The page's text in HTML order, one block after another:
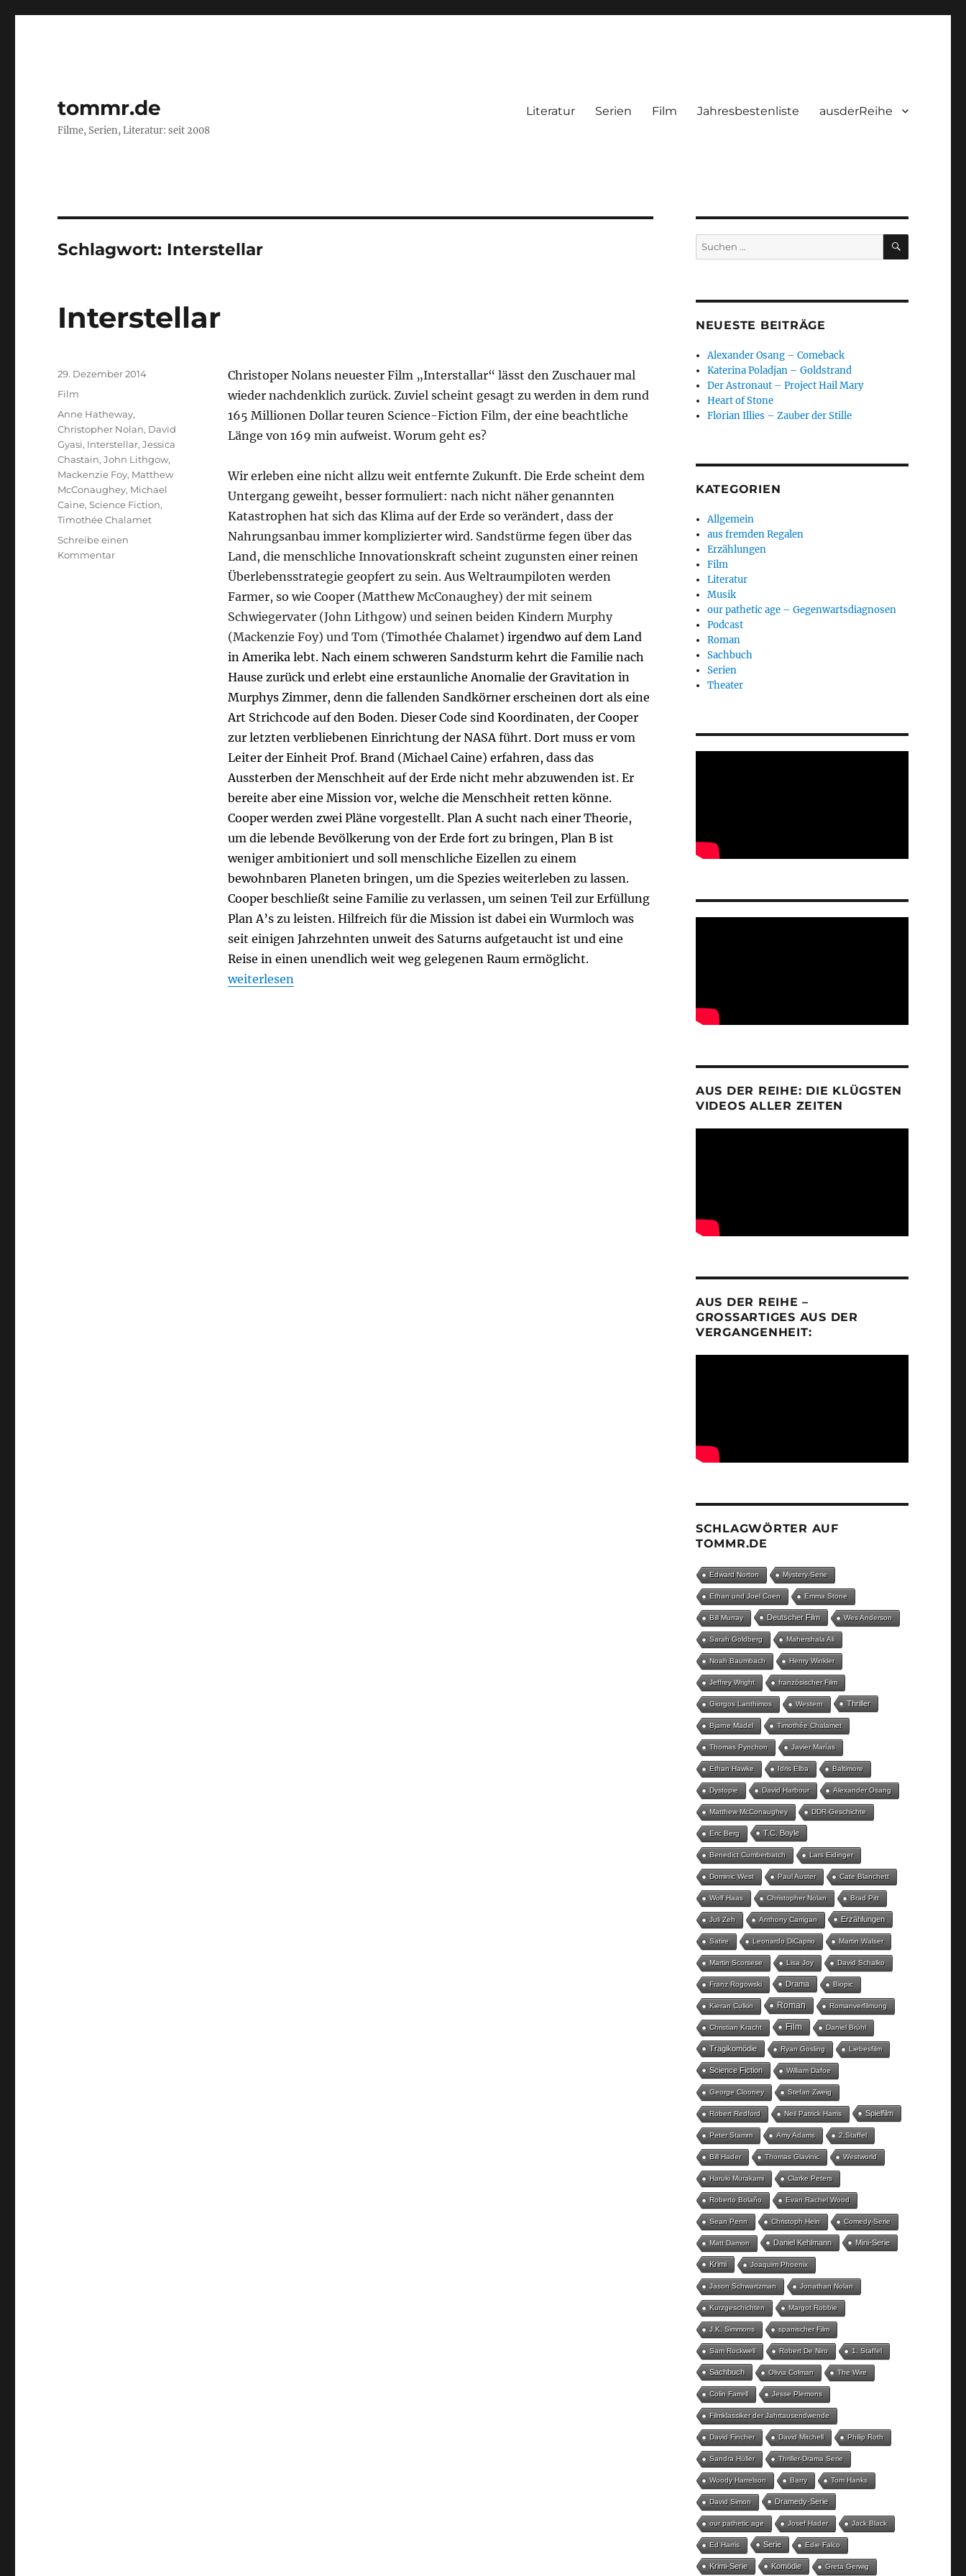
tommr.de
Filme, Serien, Literatur: seit 2008
Literatur Serien Film Jahresbestenliste ausderReihe
Schlagwort: Interstellar
Interstellar
Christoper Nolans neuester Film „Interstallar“ lässt den Zuschauer mal
wieder nachdenklich zurück. Zuviel scheint gesagt zu werden in dem rund
165 Millionen Dollar teuren Science-Fiction Film, der eine beachtliche
Länge von 169 min aufweist. Worum geht es?
Wir erleben eine nicht allzu weit entfernte Zukunft. Die Erde scheint dem
Untergang geweiht, besser formuliert: nach nicht näher genannten
Katastrophen hat sich das Klima auf der Erde so verändert, dass der
Nahrungsanbau immer komplizierter wird. Sandstürme fegen über das
Land, die menschliche Innovationskraft scheint zugunsten einer reinen
Überlebensstrategie geopfert zu sein. Aus Weltraumpiloten werden
Farmer, so wie Cooper (MatthewMcConaughey) der mit seinem
Schwiegervater (John Lithgow) und seinen beiden Kindern Murphy
(Mackenzie Foy) und Tom (Timothée Chalamet) irgendwo auf dem Land
in Amerika lebt. Nach einem schweren Sandsturm kehrt die Familie nach
Hause zurück und erlebt eine erstaunliche Anomalie der Gravitation in
Murphys Zimmer, denn die fallenden Sandkörner erscheinen dort als eine
Art Strichcode auf den Boden. Dieser Code sind Koordinaten, der Cooper
zur letzten verbliebenen Einrichtung der NASA führt. Dort muss er vom
Leiter der Einheit Prof. Brand (Michael Caine) erfahren, dass das
Aussterben der Menschheit auf der Erde nicht mehr abzuwenden ist. Er
bereite aber eine Mission vor, welche die Menschheit retten könne.
Cooper werden zwei Pläne vorgestellt. Plan A sucht nach einer Theorie,
um die lebende Bevölkerung von der Erde fort zu bringen, Plan B ist
weniger ambitioniert und soll menschliche Eizellen zu einem
bewohnbaren Planeten bringen, um die Spezies weiterleben zu lassen.
Cooper beschließt seine Familie zu verlassen, um seinen Teil zur Erfüllung
Plan A’s zu leisten. Hilfreich für die Mission ist dabei ein Wurmloch was
seit einigen Jahrzehnten unweit des Saturns aufgetaucht ist und eine
Reise in einen unendlich weit weg gelegenen Raum ermöglicht.
„Interstellar“
weiterlesen
Veröffentlicht
am
29. Dezember 2014
Kategorien
Film
Schlagwörter
Anne Hatheway,
Christopher Nolan, David
Gyasi, Interstellar,Jessica
Chastain,John Lithgow,
Mackenzie Foy, Matthew
McConaughey, Michael
Caine,Science Fiction,
Timothée Chalamet
Schreibe einen
Kommentarzu
Suchen
nach:
SUCHEN
NEUESTE BEITRÄGE
Alexander Osang – Comeback
Katerina Poladjan – Goldstrand
Der Astronaut – Project Hail Mary
Heart of Stone
Florian Illies – Zauber der Stille
KATEGORIEN
Allgemein
aus fremden Regalen
Erzählungen
Film
Literatur
Musik
our pathetic age – Gegenwartsdiagnosen
Podcast
Roman
Sachbuch
Serien
Theater
AUS DER REIHE: DIE KLÜGSTEN
VIDEOS ALLER ZEITEN
AUS DER REIHE –
GROSSARTIGES AUS DER V
ERGANGENHEIT:
SCHLAGWÖRTER AUF
TOMMR.DE
Edward Norton Mystery-Serie
Ethan und Joel Coen Emma Stone
Bill Murray Deutscher Film Wes Anderson
Sarah Goldberg Mahershala Ali
Noah Baumbach Henry Winkler
Jeffrey Wright französischer Film
Giorgos Lanthimos Western Thriller
Bjarne Mädel Timothée Chalamet
Thomas Pynchon Javier Marías
Ethan Hawke Idris Elba Baltimore
Dystopie David Harbour Alexander Osang
Matthew McConaughey DDR-Geschichte
Eric Berg T.C. Boyle
Benedict Cumberbatch Lars Eidinger
Dominic West Paul Auster Cate Blanchett
Wolf Haas Christopher Nolan Brad Pitt
Juli Zeh Anthony Carrigan Erzählungen
Satire Leonardo DiCaprio Martin Walser
Martin Scorsese Lisa Joy David Schalko
Franz Rogowski Drama Biopic
Kieran Culkin Roman Romanverfilmung
Christian Kracht Film Daniel Brühl
Tragikomödie Ryan Gosling Liebesfilm
Science Fiction William Dafoe
George Clooney Stefan Zweig
Robert Redford Neil Patrick Harris Spielfilm
Peter Stamm Amy Adams 2.Staffel
Bill Hader Thomas Glavinic Westworld
Haruki Murakami Clarke Peters
Roberto Bolaño Evan Rachel Wood
Sean Penn Christoph Hein Comedy-Serie
Matt Damon Daniel Kehlmann Mini-Serie
Krimi Joaquim Phoenix
Jason Schwartzman Jonathan Nolan
Kurzgeschichten Margot Robbie
J.K. Simmons spanischer Film
Sam Rockwell Robert De Niro 1. Staffel
Sachbuch Olivia Colman The Wire
Colin Farrell Jesse Plemons
Filmklassiker der Jahrtausendwende
David Fincher David Mitchell Philip Roth
Sandra Hüller Thriller-Drama Serie
Woody Harrelson Barry Tom Hanks
David Simon Dramedy-Serie
our pathetic age Josef Hader Jack Black
Ed Harris Serie Edie Falco
Krimi-Serie Komödie Greta Gerwig